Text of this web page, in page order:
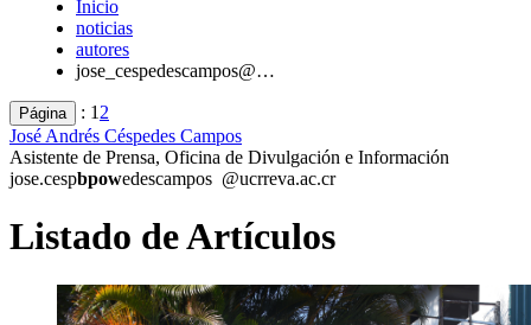
Inicio
noticias
autores
jose_cespedescampos@…
Página : 1 2
José Andrés Céspedes Campos
Asistente de Prensa, Oficina de Divulgación e Información
jose.cespbpowedescampos @ucrreva.ac.cr
Listado de Artículos